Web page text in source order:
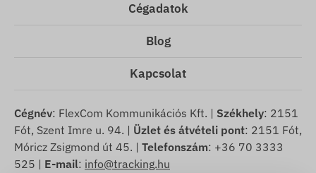
Cégadatok
Blog
Kapcsolat
Cégnév: FlexCom Kommunikációs Kft. | Székhely: 2151
Fót, Szent Imre u. 94. | Üzlet és átvételi pont: 2151 Fót,
Móricz Zsigmond út 45. | Telefonszám: +36 70 3333
525 | E-mail: info@tracking.hu